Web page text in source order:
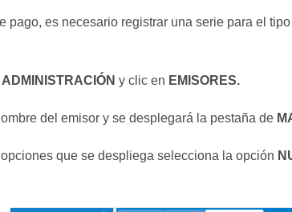
pago, es necesario registrar una serie para el
ADMINISTRACIÓN y clic en EMISORES.
del emisor y se desplegará la pestaña de
que se despliega selecciona la opción